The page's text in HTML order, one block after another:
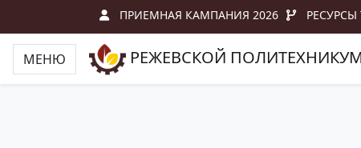
ПРИЕМНАЯ КАМПАНИЯ 2026
МЕНЮ РЕЖЕВСКОЙ